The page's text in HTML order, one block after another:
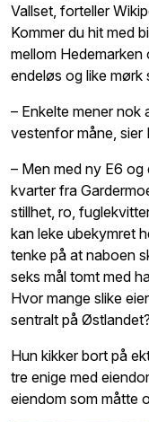
Vallset, forteller
Kommer du hit med
mellom Hedemarken
endeløs og like
– Enkelte mener nok
vestenfor måne, sier
– Men med ny E6
kvarter fra
stillhet, ro,
kan leke ubekymret
tenke på at naboen
seks mål tomt med
Hvor mange slike
sentralt på Østlandet?
Hun kikker bort på
tre enige med
eiendom som måtte